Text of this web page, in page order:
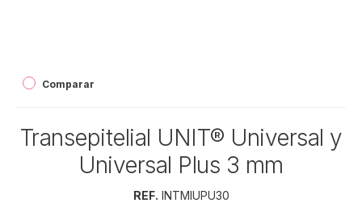
Comparar
Transepitelial UNIT® Universal y
Universal Plus 3 mm
REF. INTMIUPU30